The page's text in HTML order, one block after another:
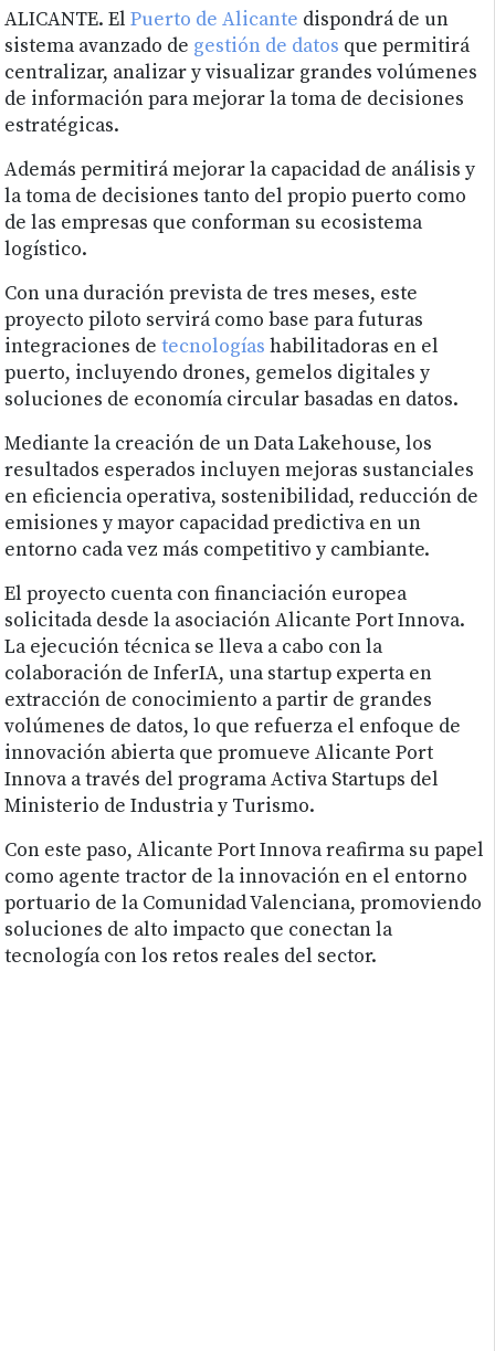
ALICANTE. ElPuerto de Alicante dispondrá de un
sistema avanzado de gestión de datos que permitirá
centralizar, analizar y visualizar grandes volúmenes
de información para mejorar la toma de decisiones
estratégicas.
Además permitirá mejorar la capacidad de análisis y
la toma de decisiones tanto del propio puerto como
de las empresas que conforman su ecosistema
logístico.
Con una duración prevista de tres meses, este
proyecto piloto servirá como base para futuras
integraciones detecnologías habilitadoras en el
puerto, incluyendo drones, gemelos digitales y
soluciones de economía circular basadas en datos.
Mediante la creación de un Data Lakehouse, los
resultados esperados incluyen mejoras sustanciales
en eficiencia operativa, sostenibilidad, reducción de
emisiones y mayor capacidad predictiva en un
entorno cada vez más competitivo y cambiante.
El proyecto cuenta con financiación europea
solicitada desde la asociación Alicante Port Innova.
La ejecución técnica se lleva a cabo con la
colaboración de InferIA, una startup experta en
extracción de conocimiento a partir de grandes
volúmenes de datos, lo que refuerza el enfoque de
innovación abierta que promueve Alicante Port
Innova a través del programa Activa Startups del
Ministerio de Industria y Turismo.
Con este paso, Alicante Port Innova reafirma su papel
como agente tractor de la innovación en el entorno
portuario de la Comunidad Valenciana, promoviendo
soluciones de alto impacto que conectan la
tecnología con los retos reales del sector.